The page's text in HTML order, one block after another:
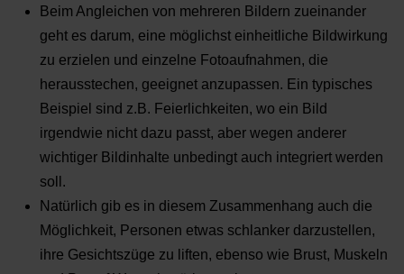
Beim Angleichen von mehreren Bildern zueinander
geht es darum, eine möglichst einheitliche Bildwirkung
zu erzielen und einzelne Fotoaufnahmen, die
herausstechen, geeignet anzupassen. Ein typisches
Beispiel sind z.B. Feierlichkeiten, wo ein Bild
irgendwie nicht dazu passt, aber wegen anderer
wichtiger Bildinhalte unbedingt auch integriert werden
soll.
Natürlich gib es in diesem Zusammenhang auch die
Möglichkeit, Personen etwas schlanker darzustellen,
ihre Gesichtszüge zu liften, ebenso wie Brust, Muskeln